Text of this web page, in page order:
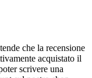
che la recensione
acquistato il
scrivere una